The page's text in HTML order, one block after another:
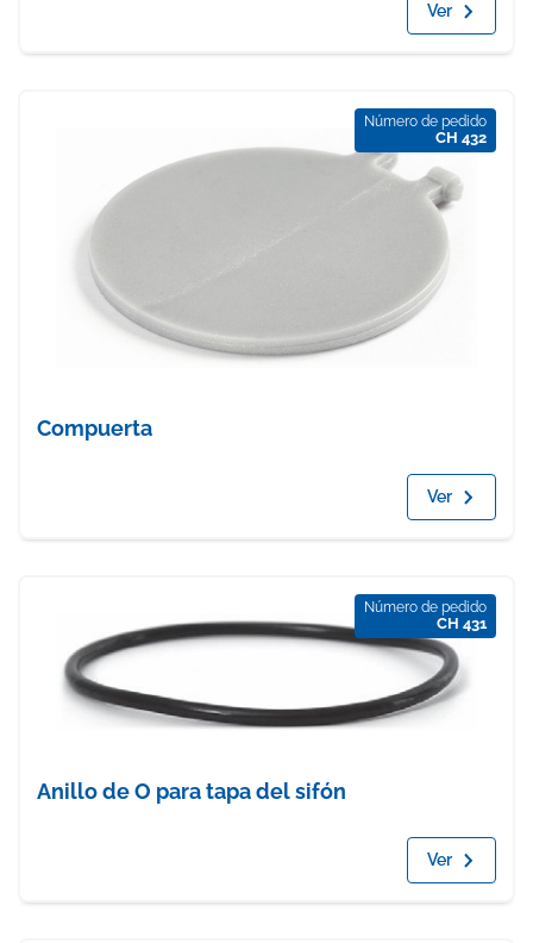
Ver
Número de pedido
CH 432
Compuerta
Ver
Número de pedido
CH 431
Anillo de O para tapa del sifón
Ver